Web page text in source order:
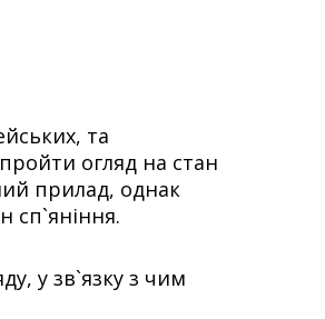
та
огляд на стан
прилад, однак
сп`яніння.
у зв`язку з чим